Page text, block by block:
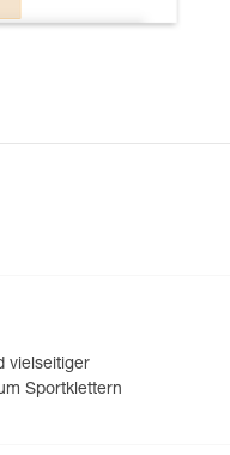
vielseitiger
Sportklettern